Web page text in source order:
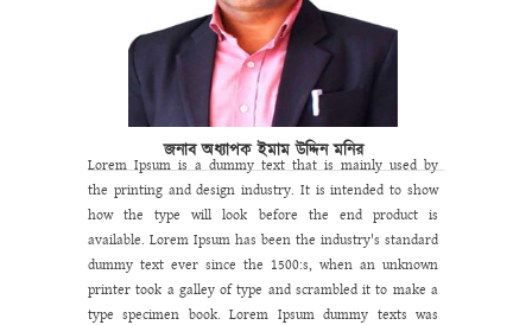
জনাব অধ্যাপক ইমাম উদ্দিন মনির
Lorem Ipsum is a dummy text that is mainly used by
the printing and design industry. It is intended to show
how the type will look before the end product is
available. Lorem Ipsum has been the industry's standard
dummy text ever since the 1500:s, when an unknown
printer took a galley of type and scrambled it to make a
type specimen book. Lorem Ipsum dummy texts was